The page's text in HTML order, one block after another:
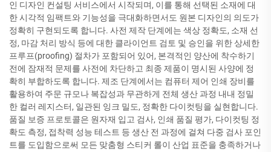
인 디자인 컨설팅 서비스에서 시작되며, 이를 통해 선택된 소재에 대
한 시각적 임팩트와 기능성을 극대화하면서도 원본 디자인의 의도가
정확히 구현되도록 합니다. 사전 제작 단계에는 색상 정확도, 소재 선
정, 마감 처리 방식 등에 대한 클라이언트 검토 및 승인을 위한 상세한
프루프(proofing) 절차가 포함되어 있어, 본격적인 양산에 착수하기
전에 잠재적 문제를 사전에 차단하고 최종 제품이 명시된 사양에 정
확히 부합하도록 합니다. 제조 단계에서는 컴퓨터 제어 인쇄 장비를
활용하여 주문 규모나 복잡성과 무관하게 전체 생산 과정 내내 정밀
한 컬러 레지스터, 일관된 잉크 밀도, 정확한 다이컷팅을 실현합니다.
품질 보증 프로토콜은 원자재 입고 검사, 인쇄 품질 평가, 다이컷팅 정
확도 측정, 접착력 성능 테스트 등 생산 전 과정에 걸쳐 다중 검사 포인
트를 도입함으로써 모든 맞춤형 스티커 롤이 산업 표준을 충족하거나